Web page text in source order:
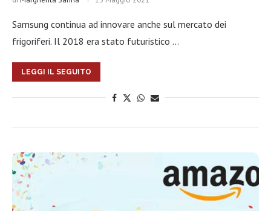
Samsung continua ad innovare anche sul mercato dei
frigoriferi. Il 2018 era stato futuristico …
LEGGI IL SEGUITO